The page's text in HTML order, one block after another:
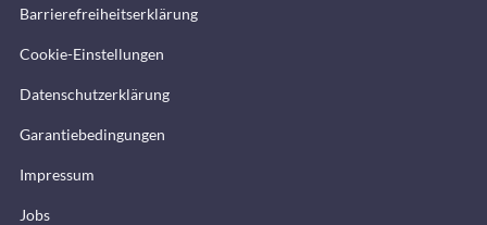
Barrierefreiheitserklärung
Cookie-Einstellungen
Datenschutzerklärung
Garantiebedingungen
Impressum
Jobs